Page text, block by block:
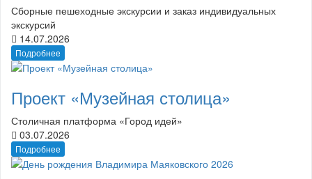
Сборные пешеходные экскурсии и заказ индивидуальных
экскурсий
14.07.2026
Подробнее
Проект «Музейная столица»
Столичная платформа «Город идей»
03.07.2026
Подробнее